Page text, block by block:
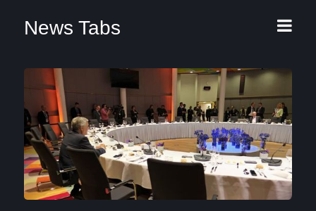
News Tabs